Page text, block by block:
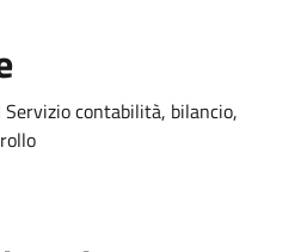
Servizio contabilità, bilancio,